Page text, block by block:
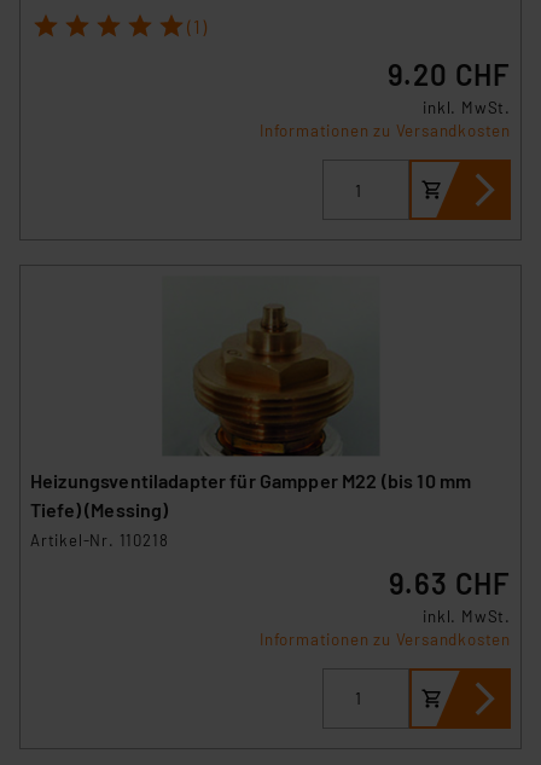
1 2 3 4 5 (1)
9.20 CHF
inkl. MwSt.
Informationen zu Versandkosten
Heizungsventiladapter für Gampper M22 (bis 10 mm
Tiefe) (Messing)
Artikel-Nr. 110218
9.63 CHF
inkl. MwSt.
Informationen zu Versandkosten